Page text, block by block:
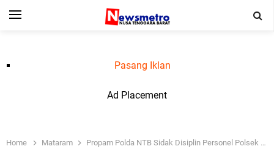
Pasang Iklan
Ad Placement
Home Mataram Propam Polda NTB Sidak Disiplin Personel Polsek Selaparang